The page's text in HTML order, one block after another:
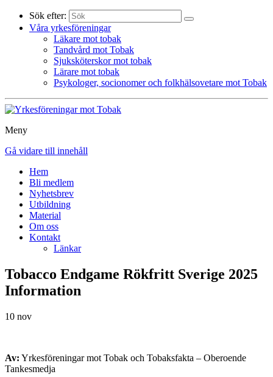
Sök efter:
Våra yrkesföreningar
Läkare mot tobak
Tandvård mot Tobak
Sjuksköterskor mot tobak
Lärare mot tobak
Psykologer, socionomer och folkhälsovetare mot Tobak
Meny
Gå vidare till innehåll
Hem
Bli medlem
Nyhetsbrev
Utbildning
Material
Om oss
Kontakt
Länkar
Tobacco Endgame Rökfritt Sverige 2025
Information
10 nov
Av: Yrkesföreningar mot Tobak och Tobaksfakta – Oberoende
Tankesmedja